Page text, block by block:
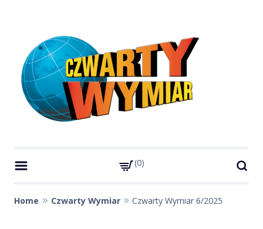
0
Home Czwarty Wymiar Czwarty Wymiar 6/2025